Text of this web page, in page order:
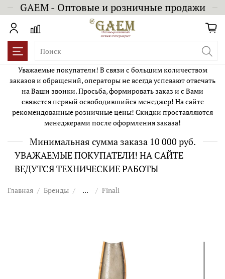
GAEM - Оптовые и розничные продажи
Уважаемые покупатели! В связи с большим количеством
заказов и обращений, операторы не всегда успевают отвечать
на Ваши звонки. Просьба, формировать заказ и с Вами
свяжется первый освободившийся менеджер! На сайте
рекомендованные розничные цены! Скидки проставляются
менеджерами после оформления заказа!
Минимальная сумма заказа 10 000 руб.
УВАЖАЕМЫЕ ПОКУПАТЕЛИ! НА САЙТЕ
ВЕДУТСЯ ТЕХНИЧЕСКИЕ РАБОТЫ
Главная Бренды ... Finali